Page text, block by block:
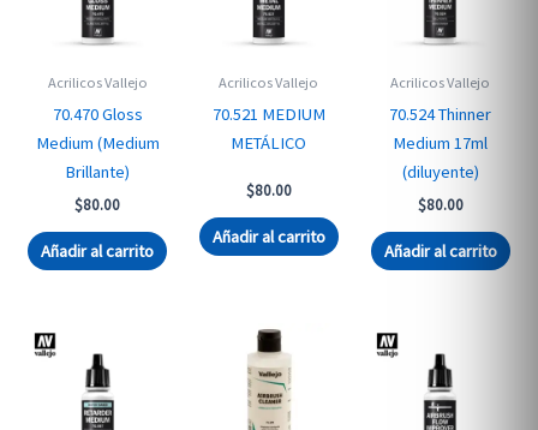
Acrilicos Vallejo
70.470 Gloss
Medium (Medium
Brillante)
$80.00
Añadir al carrito
Acrilicos Vallejo
70.521 MEDIUM
METÁLICO
$80.00
Añadir al carrito
Acrilicos Vallejo
70.524 Thinner
Medium 17ml
(diluyente)
$80.00
Añadir al carrito